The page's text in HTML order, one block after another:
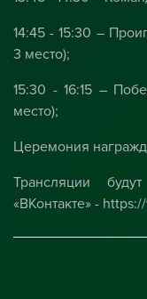
14:45 - 15:30 –
3 место);
15:30 - 16:15 –
место);
Церемония
Трансляции
«ВКонтакте» -